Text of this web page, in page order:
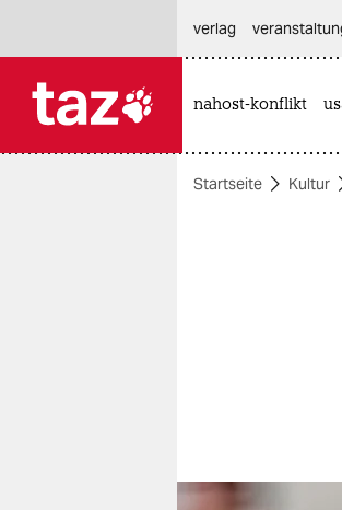
themen
berlin
verlag
nahost-konflikt
Startseite Kultur